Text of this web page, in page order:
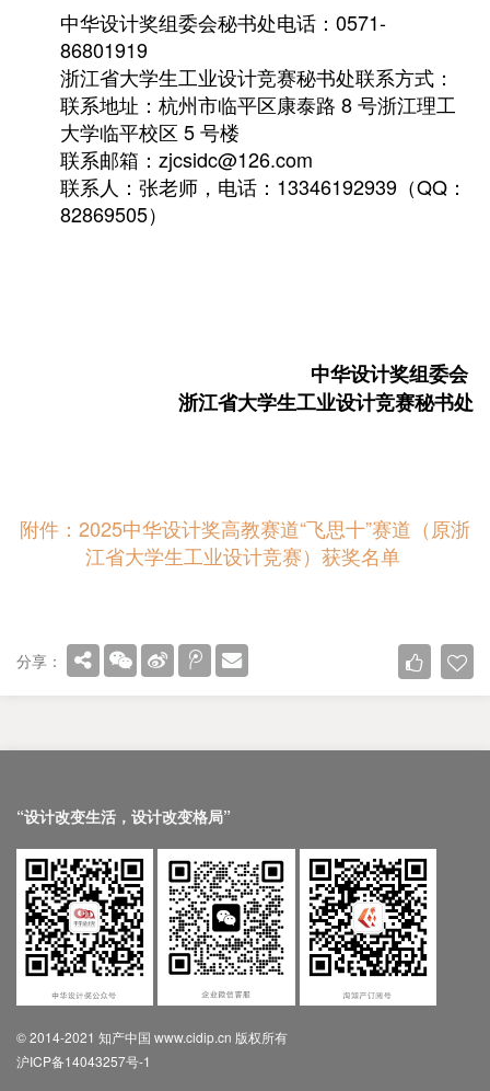
中华设计奖组委会秘书处电话：0571-
86801919
浙江省大学生工业设计竞赛秘书处联系方式：
联系地址：杭州市临平区康泰路 8 号浙江理工
大学临平校区 5 号楼
联系邮箱：zjcsidc@126.com
联系人：张老师，电话：13346192939（QQ：
82869505）
中华设计奖组委会
浙江省大学生工业设计竞赛秘书处
附件：2025中华设计奖高教赛道“飞思十”赛道（原浙
江省大学生工业设计竞赛）获奖名单
分享：
“设计改变生活，设计改变格局”
© 2014-2021 知产中国 www.cidip.cn 版权所有
沪ICP备14043257号-1